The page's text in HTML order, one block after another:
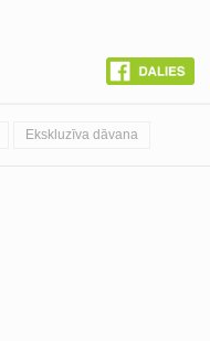
Ekskluzīva dāvana